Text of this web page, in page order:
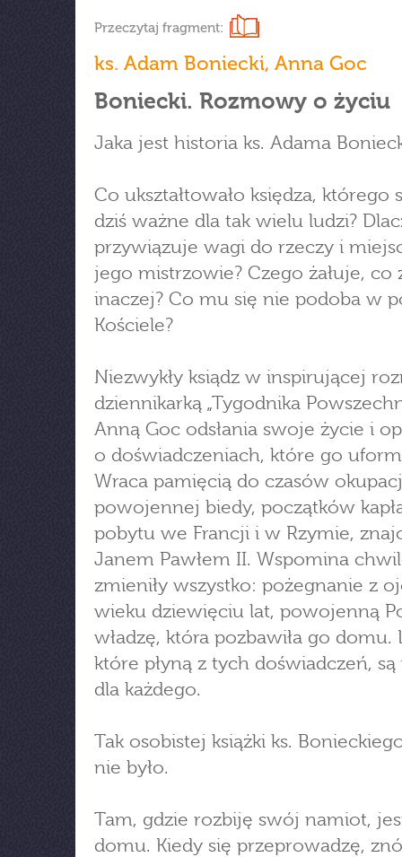
Przeczytaj fragment:
ks. Adam Boniecki, Anna Goc
Boniecki. Rozmowy o życiu
Jaka jest historia ks. Adama
Co ukształtowało księdza, którego
dziś ważne dla tak wielu ludzi?
przywiązuje wagi do rzeczy i
jego mistrzowie? Czego żałuje, co
inaczej? Co mu się nie podoba w
Kościele?
Niezwykły ksiądz w inspirującej
dziennikarką „Tygodnika
Anną Goc odsłania swoje życie i
o doświadczeniach, które go
Wraca pamięcią do czasów
powojennej biedy, początków
pobytu we Francji i w Rzymie,
Janem Pawłem II. Wspomina
zmieniły wszystko: pożegnanie z
wieku dziewięciu lat, powojenną
władzę, która pozbawiła go domu.
które płyną z tych doświadczeń,
dla każdego.
Tak osobistej książki ks.
nie było.
Tam, gdzie rozbiję swój namiot,
domu. Kiedy się przeprowadzę,